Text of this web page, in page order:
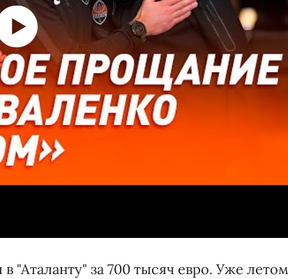
за 700 тысяч евро. Уже летом